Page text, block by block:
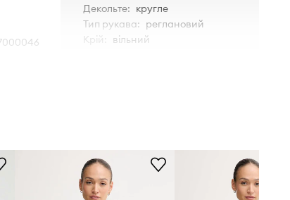
Декольте: кругле
Тип рукава: реглановий
Крій
вільний
Стандартна розмірна сітка
Ми рекомендуємо вибирати той